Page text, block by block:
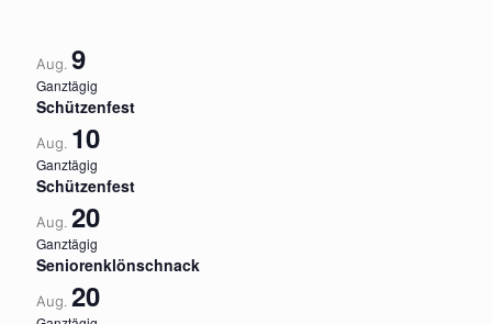
Aug. 9
Ganztägig
Schützenfest
Aug. 10
Ganztägig
Schützenfest
Aug. 20
Ganztägig
Seniorenklönschnack
Aug. 20